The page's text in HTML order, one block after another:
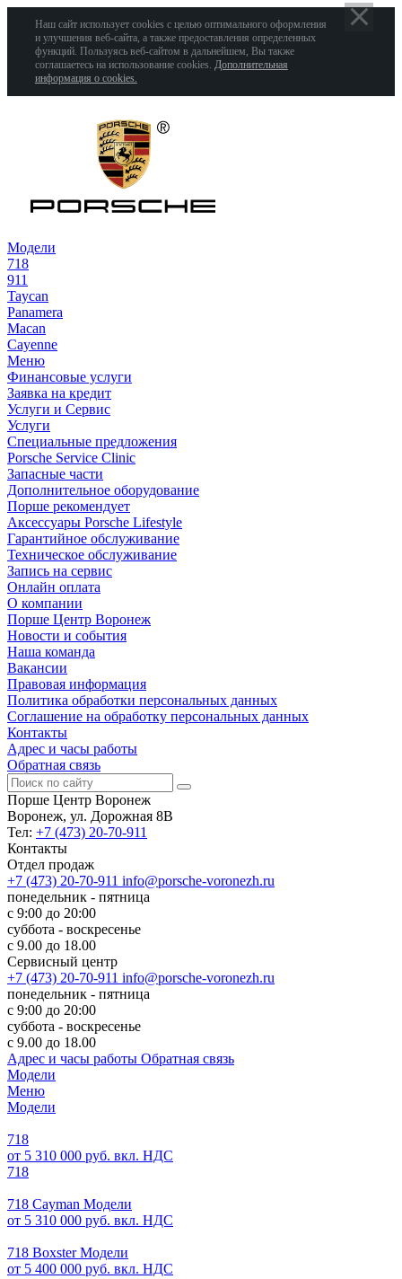
Наш сайт использует cookies с целью оптимального оформления
и улучшения веб-сайта, а также предоставления определенных
функций. Пользуясь веб-сайтом в дальнейшем, Вы также
соглашаетесь на использование cookies. Дополнительная
информация о cookies.
Модели
718
911
Taycan
Panamera
Macan
Cayenne
Меню
Финансовые услуги
Заявка на кредит
Услуги и Сервис
Услуги
Специальные предложения
Porsche Service Clinic
Запасные части
Дополнительное оборудование
Порше рекомендует
Аксессуары Porsche Lifestyle
Гарантийное обслуживание
Техническое обслуживание
Запись на сервис
Онлайн оплата
О компании
Порше Центр Воронеж
Новости и события
Наша команда
Вакансии
Правовая информация
Политика обработки персональных данных
Соглашение на обработку персональных данных
Контакты
Адрес и часы работы
Обратная связь
Порше Центр Воронеж
Воронеж, ул. Дорожная 8В
Тел: +7 (473) 20-70-911
Контакты
Отдел продаж
+7 (473) 20-70-911 info@porsche-voronezh.ru
понедельник - пятница
с 9:00 до 20:00
суббота - воскресенье
с 9.00 до 18.00
Сервисный центр
+7 (473) 20-70-911 info@porsche-voronezh.ru
понедельник - пятница
с 9:00 до 20:00
суббота - воскресенье
с 9.00 до 18.00
Адрес и часы работы Обратная связь
Модели
Меню
Модели
718
от 5 310 000 руб. вкл. НДС
718
718 Cayman Модели
от 5 310 000 руб. вкл. НДС
718 Boxster Модели
от 5 400 000 руб. вкл. НДС